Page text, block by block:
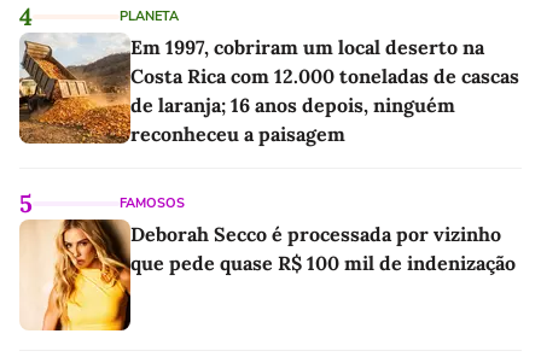
4 PLANETA
Em 1997, cobriram um local deserto na
Costa Rica com 12.000 toneladas de cascas
de laranja; 16 anos depois, ninguém
reconheceu a paisagem
5 FAMOSOS
Deborah Secco é processada por vizinho
que pede quase R$ 100 mil de indenização